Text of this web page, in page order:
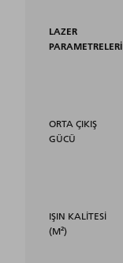
LAZER
PARAMETRELERI
ORTA ÇIKIŞ
GÜCÜ
IŞIN KALITESI
(M²)